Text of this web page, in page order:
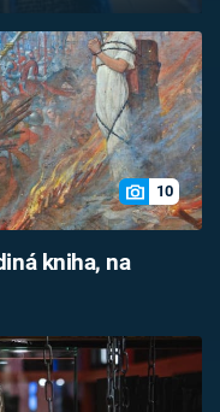
10
kniha, na